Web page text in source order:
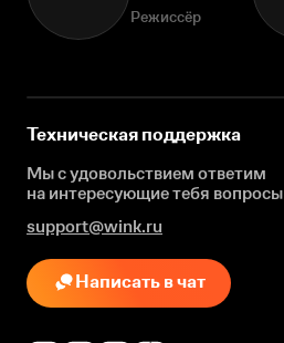
Режиссёр
Техническая поддержка
Мы с удовольствием ответим
на интересующиетебя вопросы
support@wink.ru
Написать в чат